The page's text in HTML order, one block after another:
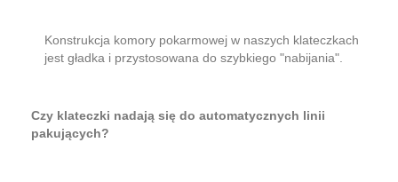
Konstrukcja komory pokarmowej w naszych klateczkach
jest gładka i przystosowana do szybkiego "nabijania".
Czy klateczki nadają się do automatycznych linii
pakujących?